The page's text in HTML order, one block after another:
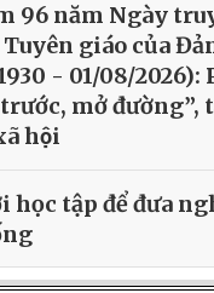
96 năm Ngày
giáo của
- 01/08/2026):
mở đường”,
hội
học tập để đưa